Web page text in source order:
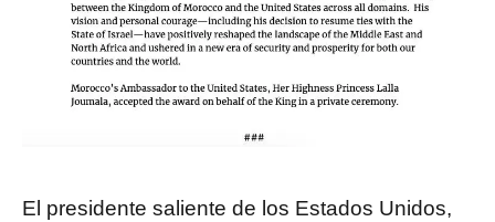
El presidente saliente de los Estados Unidos,